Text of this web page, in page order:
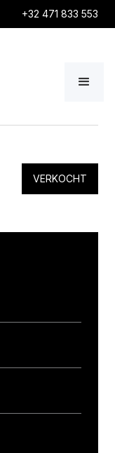
+32 471 833 553
VERKOCHT